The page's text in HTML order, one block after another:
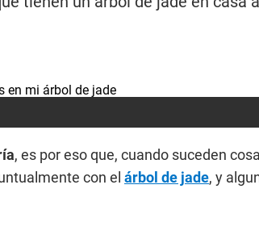
, es por eso que, cuando suceden
con el árbol de jade, y